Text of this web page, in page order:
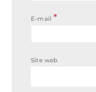
E-mail*
Site web